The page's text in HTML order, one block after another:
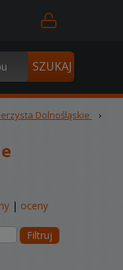
Dolnośląskie
›
| oceny
Filtruj